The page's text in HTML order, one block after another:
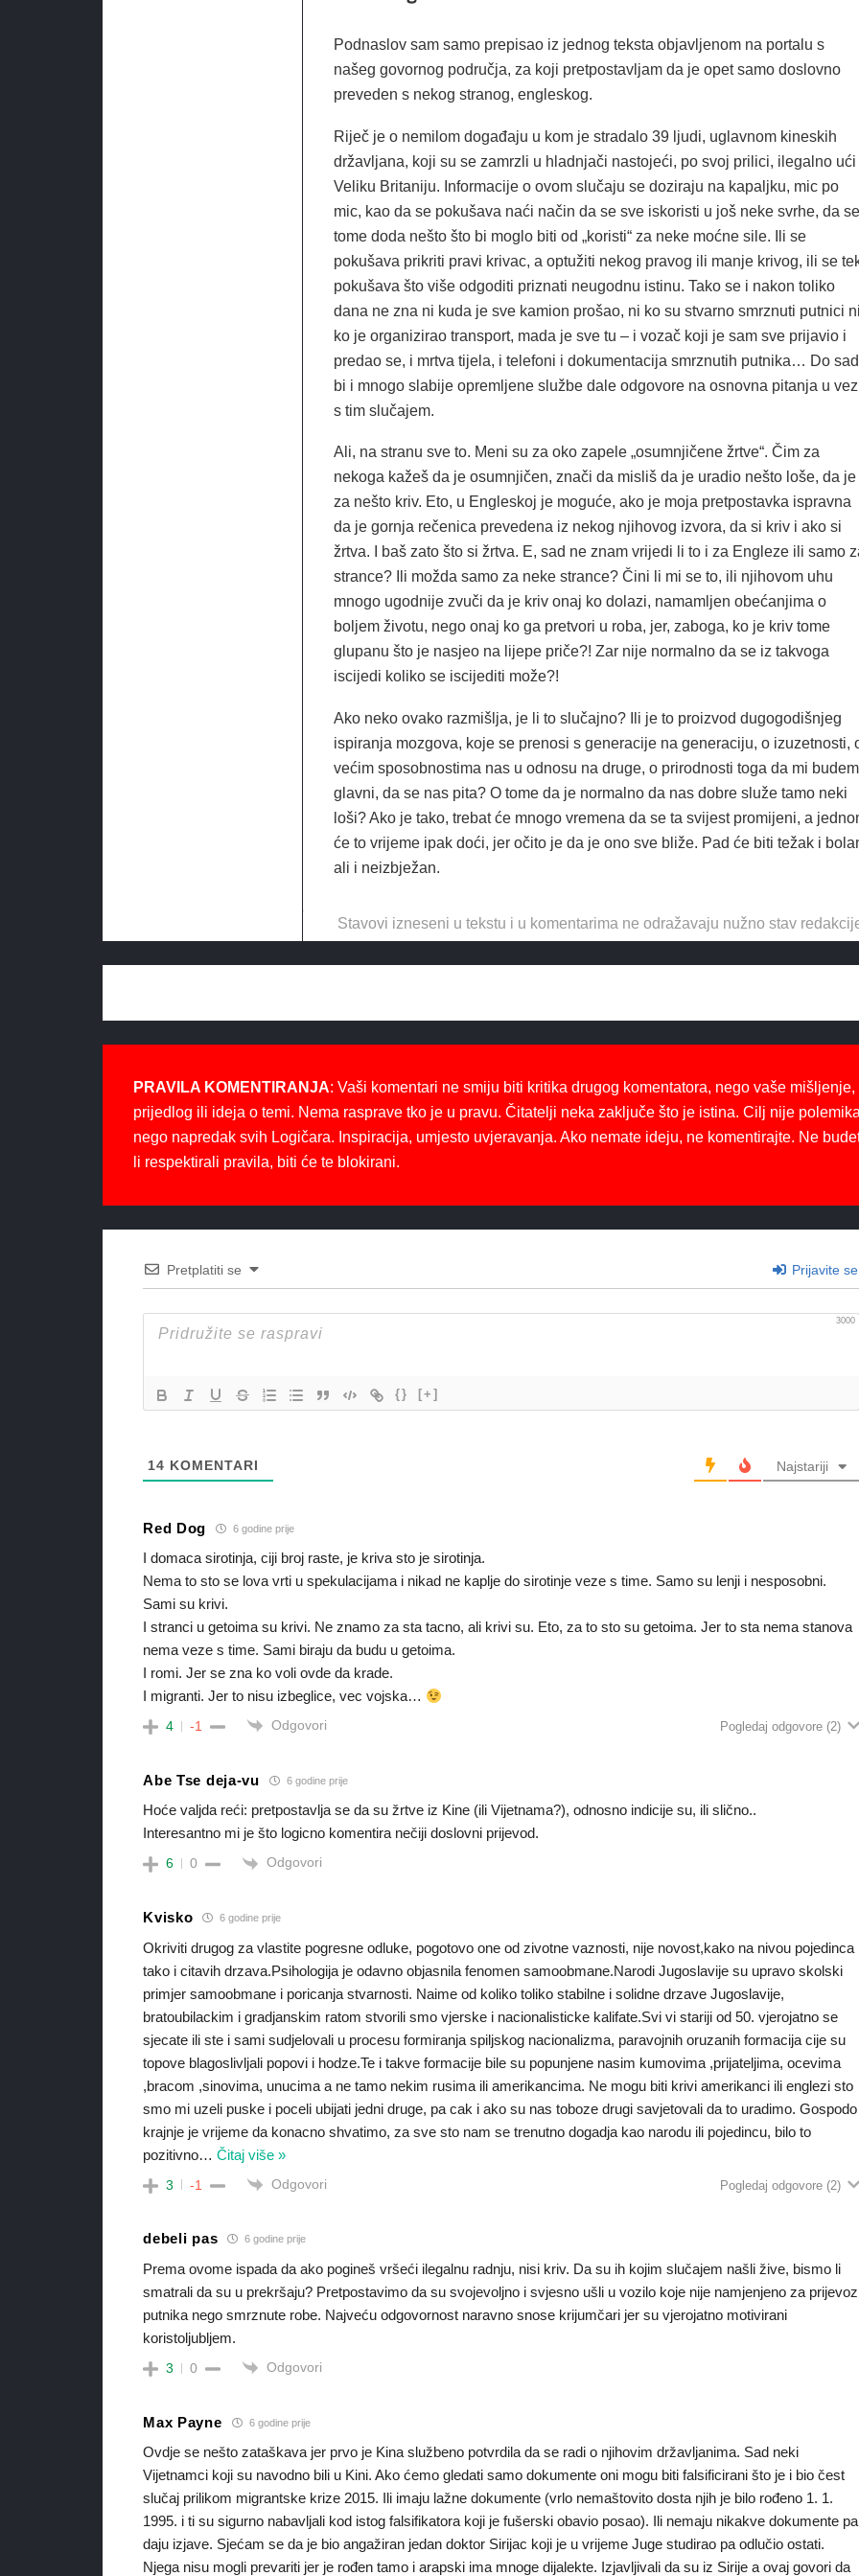
Podnaslov sam samo prepisao iz jednog teksta objavljenom na portalu s
našeg govornog područja, za koji pretpostavljam da je opet samo doslovno
preveden s nekog stranog, engleskog.
Riječ je o nemilom događaju u kom je stradalo 39 ljudi, uglavnom kineskih
državljana, koji su se zamrzli u hladnjači nastojeći, po svoj prilici, ilegalno ući
Veliku Britaniju. Informacije o ovom slučaju se doziraju na kapaljku, mic po
mic, kao da se pokušava naći način da se sve iskoristi u još neke svrhe, da se
tome doda nešto što bi moglo biti od „koristi“ za neke moćne sile. Ili se
pokušava prikriti pravi krivac, a optužiti nekog pravog ili manje krivog, ili se
pokušava što više odgoditi priznati neugodnu istinu. Tako se i nakon toliko
dana ne zna ni kuda je sve kamion prošao, ni ko su stvarno smrznuti putnici
ko je organizirao transport, mada je sve tu – i vozač koji je sam sve prijavio i
predao se, i mrtva tijela, i telefoni i dokumentacija smrznutih putnika… Do
bi i mnogo slabije opremljene službe dale odgovore na osnovna pitanja u
s tim slučajem.
Ali, na stranu sve to. Meni su za oko zapele „osumnjičene žrtve“. Čim za
nekoga kažeš da je osumnjičen, znači da misliš da je uradio nešto loše, da je
za nešto kriv. Eto, u Engleskoj je moguće, ako je moja pretpostavka ispravna
da je gornja rečenica prevedena iz nekog njihovog izvora, da si kriv i ako si
žrtva. I baš zato što si žrtva. E, sad ne znam vrijedi li to i za Engleze ili samo
strance? Ili možda samo za neke strance? Čini li mi se to, ili njihovom uhu
mnogo ugodnije zvuči da je kriv onaj ko dolazi, namamljen obećanjima o
boljem životu, nego onaj ko ga pretvori u roba, jer, zaboga, ko je kriv tome
glupanu što je nasjeo na lijepe priče?! Zar nije normalno da se iz takvoga
iscijedi koliko se iscijediti može?!
Ako neko ovako razmišlja, je li to slučajno? Ili je to proizvod dugogodišnjeg
ispiranja mozgova, koje se prenosi s generacije na generaciju, o izuzetnosti,
većim sposobnostima nas u odnosu na druge, o prirodnosti toga da mi
glavni, da se nas pita? O tome da je normalno da nas dobre služe tamo neki
loši? Ako je tako, trebat će mnogo vremena da se ta svijest promijeni, a
će to vrijeme ipak doći, jer očito je da je ono sve bliže. Pad će biti težak i
ali i neizbježan.
Stavovi izneseni u tekstu i u komentarima ne odražavaju nužno stav
PRAVILA KOMENTIRANJA: Vaši komentari ne smiju biti kritika drugog komentatora, nego vaše mišljenje,
prijedlog ili ideja o temi. Nema rasprave tko je u pravu. Čitatelji neka zaključe što je istina. Cilj nije
nego napredak svih Logičara. Inspiracija, umjesto uvjeravanja. Ako nemate ideju, ne komentirajte. Ne
li respektirali pravila, biti će te blokirani.
Pretplatiti se Prijavite se
3000
{} [+]
14 KOMENTARI Najstariji
Red Dog 6 godine prije
I domaca sirotinja, ciji broj raste, je kriva sto je sirotinja.
Nema to sto se lova vrti u spekulacijama i nikad ne kaplje do sirotinje veze s time. Samo su lenji i nesposobni.
Sami su krivi.
I stranci u getoima su krivi. Ne znamo za sta tacno, ali krivi su. Eto, za to sto su getoima. Jer to sta nema stanova
nema veze s time. Sami biraju da budu u getoima.
I romi. Jer se zna ko voli ovde da krade.
I migranti. Jer to nisu izbeglice, vec vojska…
4 -1 Odgovori Pogledaj odgovore (2)
Abe Tse deja-vu 6 godine prije
Hoće valjda reći: pretpostavlja se da su žrtve iz Kine (ili Vijetnama?), odnosno indicije su, ili slično..
Interesantno mi je što logicno komentira nečiji doslovni prijevod.
6 0 Odgovori
Kvisko 6 godine prije
Okriviti drugog za vlastite pogresne odluke, pogotovo one od zivotne vaznosti, nije novost,kako na nivou pojedinca
tako i citavih drzava.Psihologija je odavno objasnila fenomen samoobmane.Narodi Jugoslavije su upravo skolski
primjer samoobmane i poricanja stvarnosti. Naime od koliko toliko stabilne i solidne drzave Jugoslavije,
bratoubilackim i gradjanskim ratom stvorili smo vjerske i nacionalisticke kalifate.Svi vi stariji od 50. vjerojatno se
sjecate ili ste i sami sudjelovali u procesu formiranja spiljskog nacionalizma, paravojnih oruzanih formacija cije su
topove blagoslivljali popovi i hodze.Te i takve formacije bile su popunjene nasim kumovima ,prijateljima, ocevima
,bracom ,sinovima, unucima a ne tamo nekim rusima ili amerikancima. Ne mogu biti krivi amerikanci ili englezi sto
smo mi uzeli puske i poceli ubijati jedni druge, pa cak i ako su nas toboze drugi savjetovali da to uradimo. Gospodo
krajnje je vrijeme da konacno shvatimo, za sve sto nam se trenutno dogadja kao narodu ili pojedincu, bilo to
pozitivno…Čitaj više »
3 -1 Odgovori Pogledaj odgovore (2)
debeli pas 6 godine prije
Prema ovome ispada da ako pogineš vršeći ilegalnu radnju, nisi kriv. Da su ih kojim slučajem našli žive, bismo li
smatrali da su u prekršaju? Pretpostavimo da su svojevoljno i svjesno ušli u vozilo koje nije namjenjeno za prijevoz
putnika nego smrznute robe. Najveću odgovornost naravno snose krijumčari jer su vjerojatno motivirani
koristoljubljem.
3 0 Odgovori
Max Payne 6 godine prije
Ovdje se nešto zataškava jer prvo je Kina službeno potvrdila da se radi o njihovim državljanima. Sad neki
Vijetnamci koji su navodno bili u Kini. Ako ćemo gledati samo dokumente oni mogu biti falsificirani što je i bio čest
slučaj prilikom migrantske krize 2015. Ili imaju lažne dokumente (vrlo nemaštovito dosta njih je bilo rođeno 1. 1.
1995. i ti su sigurno nabavljali kod istog falsifikatora koji je fušerski obavio posao). Ili nemaju nikakve dokumente pa
daju izjave. Sjećam se da je bio angažiran jedan doktor Sirijac koji je u vrijeme Juge studirao pa odlučio ostati.
Njega nisu mogli prevariti jer je rođen tamo i arapski ima mnoge dijalekte. Izjavljivali da su iz Sirije a ovaj govori da